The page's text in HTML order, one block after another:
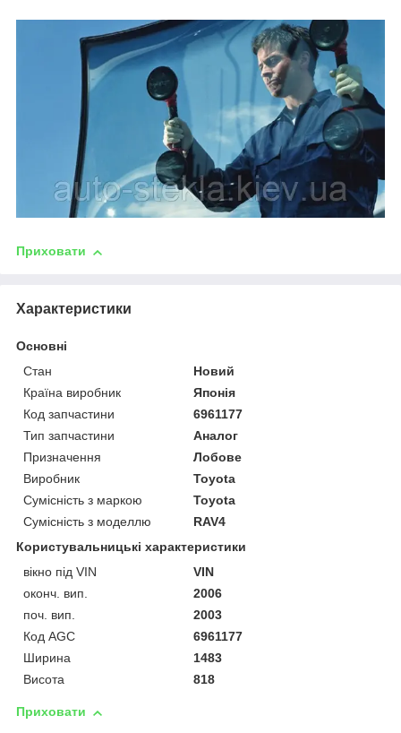
Приховати
Характеристики
Основні
Стан
Новий
Країна виробник
Японія
Код запчастини
6961177
Тип запчастини
Аналог
Призначення
Лобове
Виробник
Toyota
Сумісність з маркою
Toyota
Сумісність з моделлю
RAV4
Користувальницькі характеристики
вікно під VIN
VIN
оконч. вип.
2006
поч. вип.
2003
Код AGC
6961177
Ширина
1483
Висота
818
Приховати